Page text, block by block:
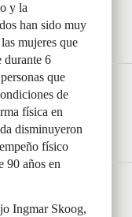
y la
han sido muy
mujeres que
durante 6
que
de
física en
disminuyeron
físico
90 años en
Ingmar Skoog,